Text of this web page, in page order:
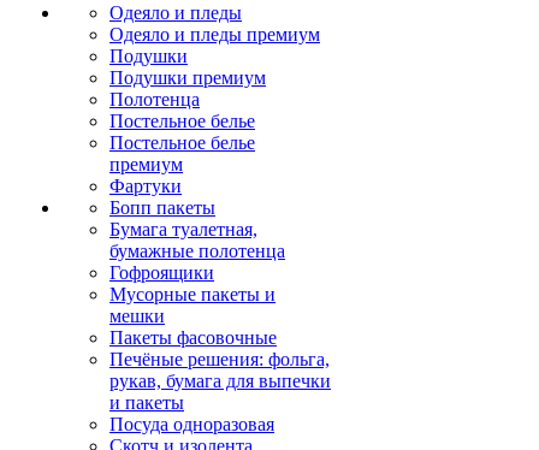
Одеяло и пледы
Одеяло и пледы премиум
Подушки
Подушки премиум
Полотенца
Постельное белье
Постельное белье
премиум
Фартуки
Бопп пакеты
Бумага туалетная,
бумажные полотенца
Гофроящики
Мусорные пакеты и
мешки
Пакеты фасовочные
Печёные решения: фольга,
рукав, бумага для выпечки
и пакеты
Посуда одноразовая
Скотч и изолента